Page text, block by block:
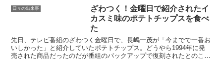
日々の出来事
ざわつく！金曜日で紹介されたイ
カスミ味のポテトチップスを食べ
た
先日、テレビ番組のざわつく金曜日で、長嶋一茂が「今までで一番お
いしかった」と紹介していたポテトチップス。どうやら1994年に発
売された商品だったのだが番組のバックアップで復刻されたとのこ